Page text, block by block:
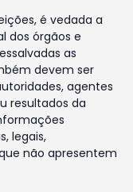
é vedada a
dos órgãos e
as
devem ser
agentes
resultados da
legais,
não apresentem